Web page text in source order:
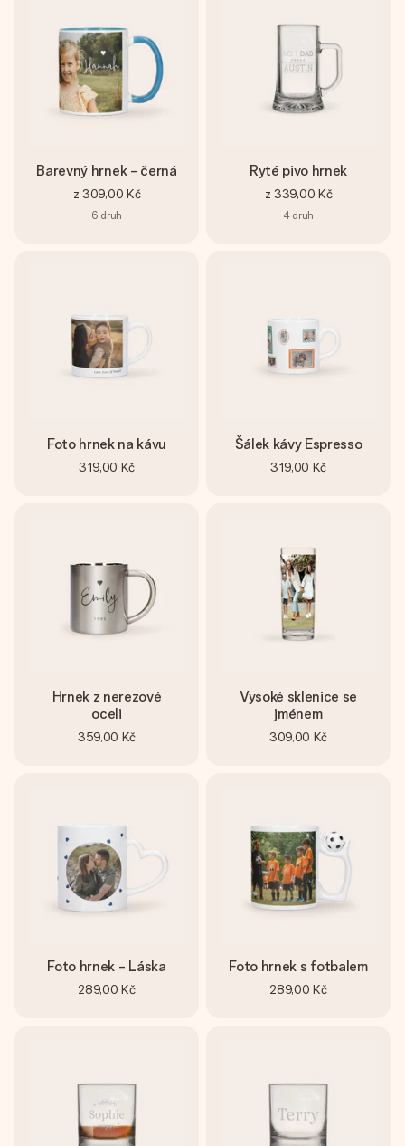
Barevný hrnek - černá
z 309,00 Kč
6 druh
Ryté pivo hrnek
z 339,00 Kč
4 druh
Foto hrnek na kávu
319,00 Kč
Šálek kávy Espresso
319,00 Kč
Hrnek z nerezové
oceli
359,00 Kč
Vysoké sklenice se
jménem
309,00 Kč
Foto hrnek - Láska
289,00 Kč
Foto hrnek s fotbalem
289,00 Kč